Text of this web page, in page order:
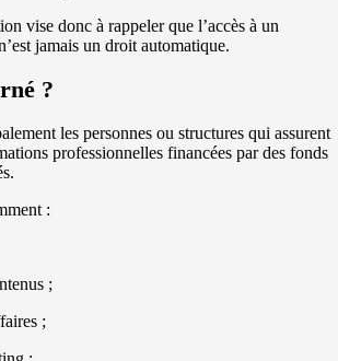
vise donc à rappeler que l’accès à un
jamais un droit automatique.
?
les personnes ou structures qui assurent
professionnelles financées par des fonds
:
;
;